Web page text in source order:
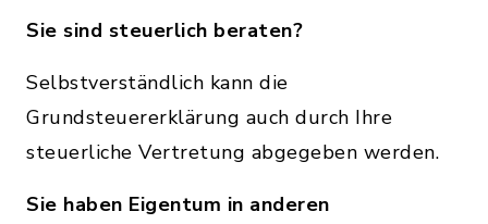
Sie sind steuerlich beraten?
Selbstverständlich kann die
Grundsteuererklärung auch durch Ihre
steuerliche Vertretung abgegeben werden.
Sie haben Eigentum in anderen